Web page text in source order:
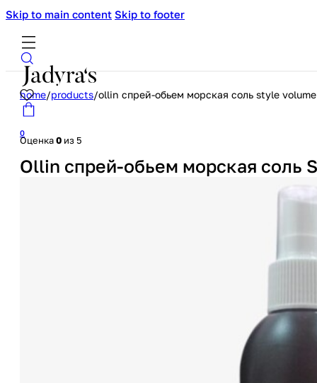
Skip to main content Skip to footer
0
home/products/ollin спрей-обьем морская соль style
Оценка0 из 5
Ollin спрей-обьем морская соль